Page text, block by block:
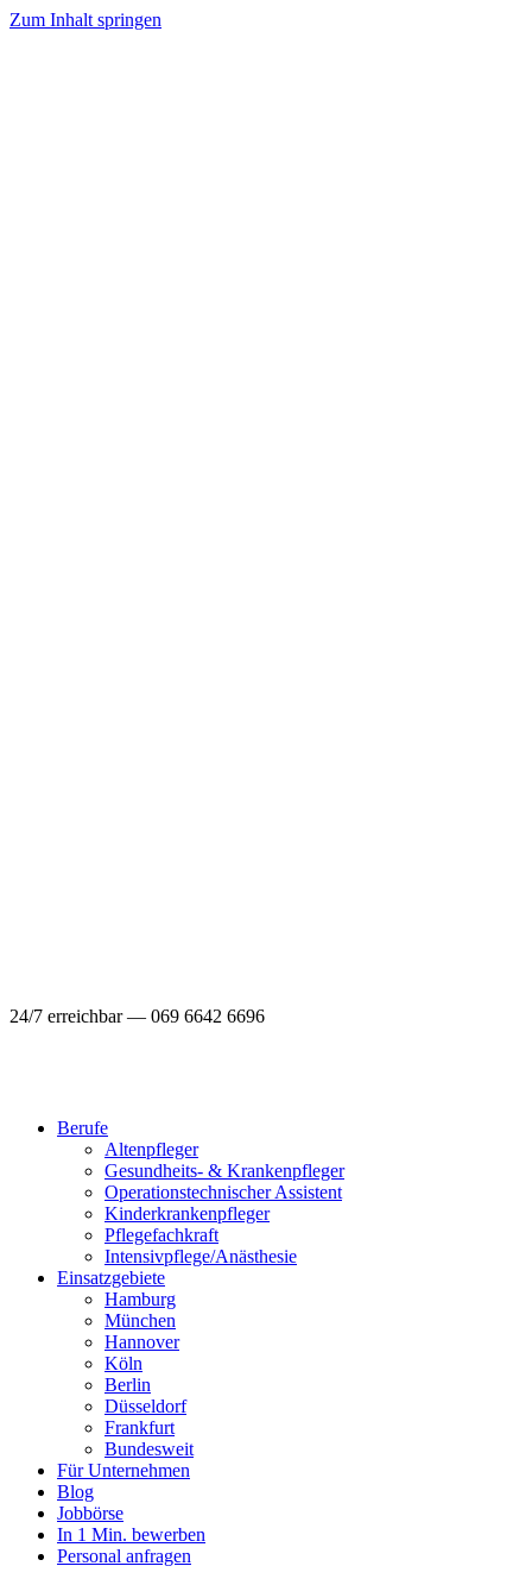
Zum Inhalt springen
24/7 erreichbar — 069 6642 6696
Berufe
Altenpfleger
Gesundheits- & Krankenpfleger
Operationstechnischer Assistent
Kinderkrankenpfleger
Pflegefachkraft
Intensivpflege/Anästhesie
Einsatzgebiete
Hamburg
München
Hannover
Köln
Berlin
Düsseldorf
Frankfurt
Bundesweit
Für Unternehmen
Blog
Jobbörse
In 1 Min. bewerben
Personal anfragen